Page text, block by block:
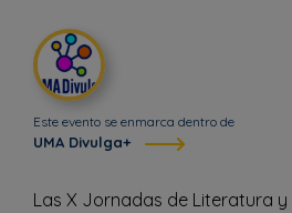
Este evento se enmarca dentro de
UMA Divulga+
Las X Jornadas de Literatura y